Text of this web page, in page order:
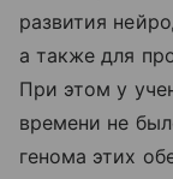
развития
а также для
При этом у
времени не
генома этих